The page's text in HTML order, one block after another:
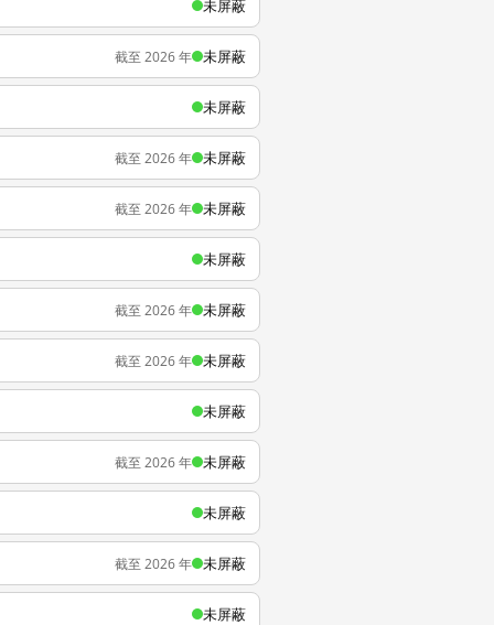
未屏蔽
截至 2026 年 未屏蔽
未屏蔽
截至 2026 年 未屏蔽
截至 2026 年 未屏蔽
未屏蔽
截至 2026 年 未屏蔽
截至 2026 年 未屏蔽
未屏蔽
截至 2026 年 未屏蔽
未屏蔽
截至 2026 年 未屏蔽
未屏蔽